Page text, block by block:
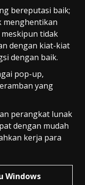
bereputasi baik;
menghentikan
tidak
dengan kiat-kiat
dengan baik.
pop-up,
yang
perangkat lunak
dengan mudah
kerja para
Windows